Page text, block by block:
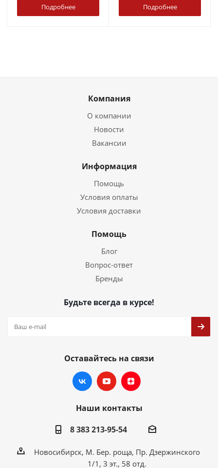
Подробнее Подробнее
Компания
О компании
Новости
Вакансии
Информация
Помощь
Условия оплаты
Условия доставки
Помощь
Блог
Вопрос-ответ
Бренды
Будьте всегда в курсе!
Оставайтесь на связи
Наши контакты
8 383 213-95-54
Новосибирск, М. Бер. роща, Пр. Дзержинского
1/1, 3 эт., 58 отд.